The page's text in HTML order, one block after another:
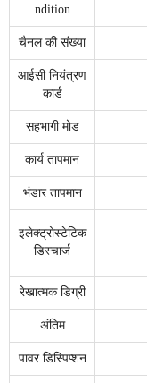
ndition
चैनल की संख्या
आईसी नियंत्रण
कार्ड
सहभागी मोड
कार्य तापमान
भंडार तापमान
इलेक्ट्रोस्टेटिक
डिस्चार्ज
रेखात्मक डिग्री
अंतिम
पावर डिस्पिप्शन